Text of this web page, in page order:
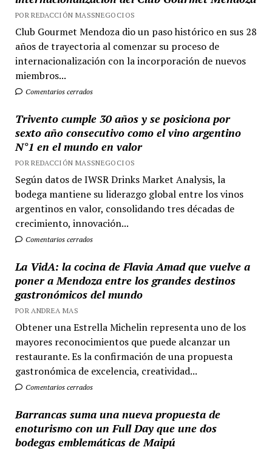
POR REDACCIÓN MASSNEGOCIOS
Club Gourmet Mendoza dio un paso histórico en sus 28
años de trayectoria al comenzar su proceso de
internacionalización con la incorporación de nuevos
miembros...
Comentarios cerrados
Trivento cumple 30 años y se posiciona por
sexto año consecutivo como el vino argentino
N°1 en el mundo en valor
POR REDACCIÓN MASSNEGOCIOS
Según datos de IWSR Drinks Market Analysis, la
bodega mantiene su liderazgo global entre los vinos
argentinos en valor, consolidando tres décadas de
crecimiento, innovación...
Comentarios cerrados
La VidA: la cocina de Flavia Amad que vuelve a
poner a Mendoza entre los grandes destinos
gastronómicos del mundo
POR ANDREA MAS
Obtener una Estrella Michelin representa uno de los
mayores reconocimientos que puede alcanzar un
restaurante. Es la confirmación de una propuesta
gastronómica de excelencia, creatividad...
Comentarios cerrados
Barrancas suma una nueva propuesta de
enoturismo con un Full Day que une dos
bodegas emblemáticas de Maipú